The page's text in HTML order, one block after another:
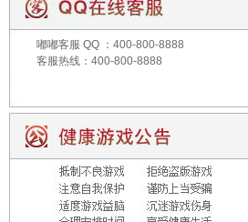
嘟嘟客服 QQ ：400-800-8888
客服热线：400-800-8888